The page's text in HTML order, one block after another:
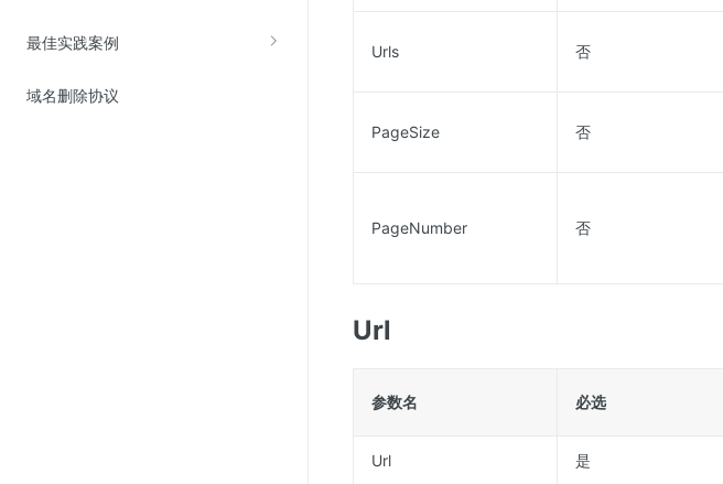
最佳实践案例
域名删除协议
Urls 否
PageSize 否
PageNumber 否
Url
参数名 必选
Url 是